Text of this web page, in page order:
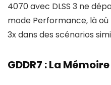
4070 avec DLSS 3 ne
mode Performance, là où
3x dans des scénarios
GDDR7 : La